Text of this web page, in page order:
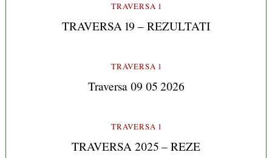
TRAVERSA 1
TRAVERSA 19 – REZULTATI
TRAVERSA 1
Traversa 09 05 2026
TRAVERSA 1
TRAVERSA 2025 – REZE